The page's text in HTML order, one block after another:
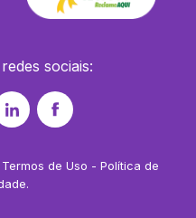
sociais:
Termos de Uso - Política de
.